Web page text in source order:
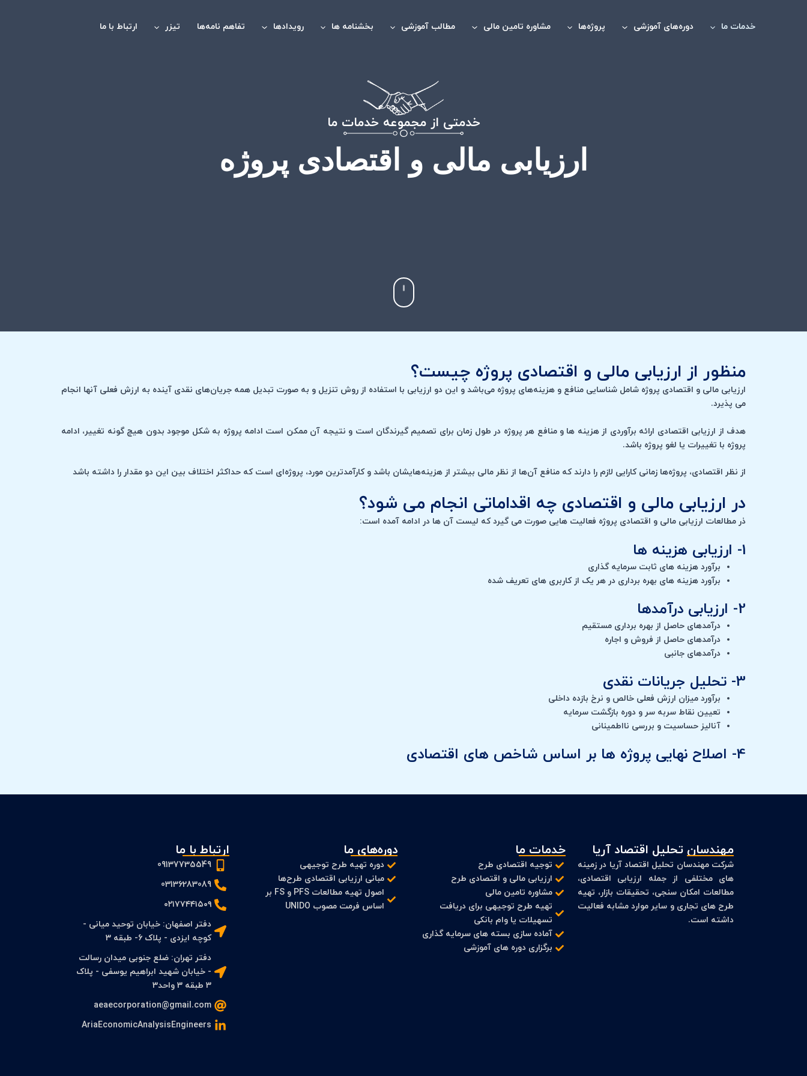
خدمات ما دوره‌های آموزشی پروژه‌ها مشاوره تامین مالی مطالب آموزشی بخشنامه ها رویدادها تفاهم نامه‌ها تیزر ارتباط با ما
خدمتی از مجموعه خدمات ما
ارزیابی مالی و اقتصادی پروژه
منظور از ارزیابی مالی و اقتصادی پروژه چیست؟
ارزیابی مالی و اقتصادی پروژه شامل شناسایی منافع و هزینه‌های پروژه می‌باشد و این دو ارزیابی با استفاده از روش تنزیل و به صورت تبدیل همه جریان‌های نقدی آینده به ارزش فعلی آنها انجام
می پذیرد.
هدف از ارزیابی اقتصادی ارائه برآوردی از هزینه ها و منافع هر پروژه در طول زمان برای تصمیم گیرندگان است و نتیجه آن ممکن است ادامه پروژه به شکل موجود بدون هیچ گونه تغییر، ادامه
پروژه با تغییرات یا لغو پروژه باشد.
از نظر اقتصادی، پروژه‌ها زمانی کارایی لازم را دارند که منافع آن‌ها از نظر مالی بیشتر از هزینه‌هایشان باشد و کارآمدترین مورد، پروژه‌ای است که حداکثر اختلاف بین این دو مقدار را داشته باشد
در ارزیابی مالی و اقتصادی چه اقداماتی انجام می شود؟
ذر مطالعات ارزیابی مالی و اقتصادی پروژه فعالیت هایی صورت می گیرد که لیست آن ها در ادامه آمده است:
1- ارزیابی هزینه ها
برآورد هزینه های ثابت سرمایه گذاری
برآورد هزینه های بهره برداری در هر یک از کاربری های تعریف شده
2- ارزیابی درآمدها
درآمدهای حاصل از بهره برداری مستقیم
درآمدهای حاصل از فروش و اجاره
درآمدهای جانبی
3- تحلیل جریانات نقدی
برآورد میزان ارزش فعلی خالص و نرخ بازده داخلی
تعیین نقاط سربه سر و دوره بازگشت سرمایه
آنالیز حساسیت و بررسی نااطمینانی
4- اصلاح نهایی پروژه ها بر اساس شاخص های اقتصادی
مهندسان تحلیل اقتصاد آریا
شرکت مهندسان تحلیل اقتصاد آریا در زمینه
های مختلفی از جمله ارزیابی اقتصادی،
مطالعات امکان سنجی، تحقیقات بازار، تهیه
طرح های تجاری و سایر موارد مشابه فعالیت
داشته است.
خدمات ما
توجیه اقتصادی طرح
ارزیابی مالی و اقتصادی طرح
مشاوره تامین مالی
تهیه طرح توجیهی برای دریافت
تسهیلات یا وام بانکی
آماده سازی بسته های سرمایه گذاری
برگزاری دوره های آموزشی
دوره‌های ما
دوره تهیه طرح توجیهی
مبانی ارزیابی اقتصادی طرح‌ها
اصول تهیه مطالعات PFS و FS بر
اساس فرمت مصوب UNIDO
ارتباط با ما
09137735549
03136283089
۰۲۱۷۷۴۴۱۵۰۹
دفتر اصفهان: خیابان توحید میانی -
کوچه ایزدی - پلاک 6- طبقه 3
دفتر تهران: ضلع جنوبی میدان رسالت
- خیابان شهید ابراهیم یوسفی - پلاک
3 طبقه 3 واحد3
aeaecorporation@gmail.com
AriaEconomicAnalysisEngineers